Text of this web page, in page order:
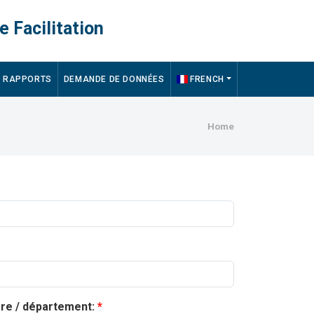
Facilitation
RAPPORTS DEMANDE DE DONNÉES FRENCH
Home
/ département: